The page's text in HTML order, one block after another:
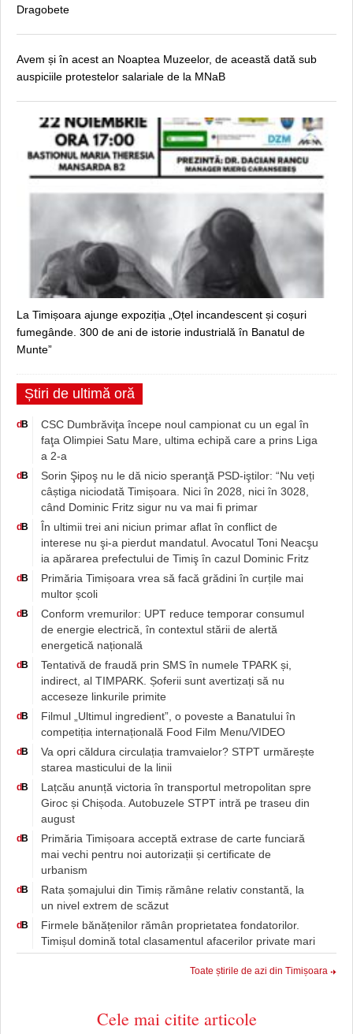
Dragobete
Avem și în acest an Noaptea Muzeelor, de această dată sub
auspiciile protestelor salariale de la MNaB
La Timișoara ajunge expoziția „Oțel incandescent și coșuri
fumegânde. 300 de ani de istorie industrială în Banatul de
Munte”
Știri de ultimă oră
d B
CSC Dumbrăviţa începe noul campionat cu un egal în
faţa Olimpiei Satu Mare, ultima echipă care a prins Liga
a 2-a
d B
Sorin Şipoş nu le dă nicio speranţă PSD-iştilor: “Nu veți
câștiga niciodată Timișoara. Nici în 2028, nici în 3028,
când Dominic Fritz sigur nu va mai fi primar
d B
În ultimii trei ani niciun primar aflat în conflict de
interese nu şi-a pierdut mandatul. Avocatul Toni Neacşu
ia apărarea prefectului de Timiş în cazul Dominic Fritz
d B
Primăria Timișoara vrea să facă grădini în curțile mai
multor școli
d B
Conform vremurilor: UPT reduce temporar consumul
de energie electrică, în contextul stării de alertă
energetică națională
d B
Tentativă de fraudă prin SMS în numele TPARK și,
indirect, al TIMPARK. Șoferii sunt avertizați să nu
acceseze linkurile primite
d B
Filmul „Ultimul ingredient”, o poveste a Banatului în
competiția internațională Food Film Menu/VIDEO
d B
Va opri căldura circulația tramvaielor? STPT urmărește
starea masticului de la linii
d B
Lațcău anunță victoria în transportul metropolitan spre
Giroc și Chișoda. Autobuzele STPT intră pe traseu din
august
d B
Primăria Timișoara acceptă extrase de carte funciară
mai vechi pentru noi autorizații și certificate de
urbanism
d B
Rata șomajului din Timiș rămâne relativ constantă, la
un nivel extrem de scăzut
d B
Firmele bănățenilor rămân proprietatea fondatorilor.
Timișul domină total clasamentul afacerilor private mari
Toate știrile de azi din Timișoara
Cele mai citite articole